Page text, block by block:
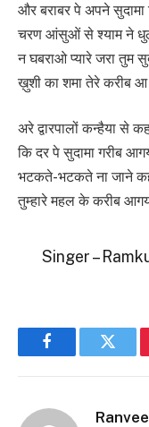
और बराबर पे अपने सुदामा
चरण आंसुओं से श्याम ने
न घबराओ प्यारे जरा तुम
ख़ुशी का शमा तेरे करीब आ
अरे द्वारपालों कन्हैया से
कि दर पे सुदामा गरीब
भटकते-भटकते ना जाने
तुम्हारे महल के करीब
Singer –
Facebook